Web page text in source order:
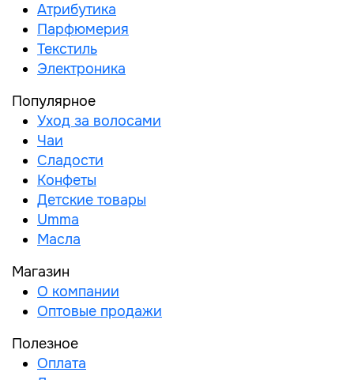
Атрибутика
Парфюмерия
Текстиль
Электроника
Популярное
Уход за волосами
Чаи
Сладости
Конфеты
Детские товары
Umma
Масла
Магазин
О компании
Оптовые продажи
Полезное
Оплата